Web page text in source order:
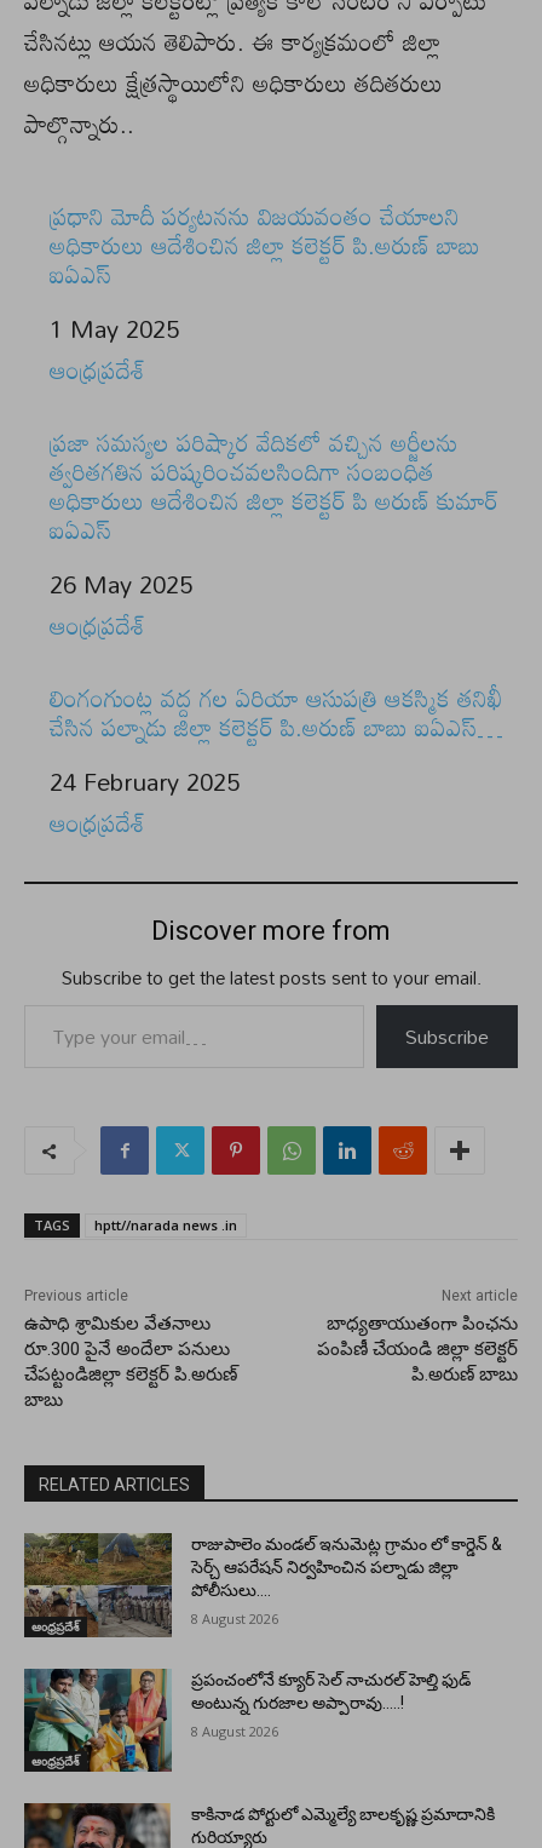
చేసినట్లు ఆయన తెలిపారు. ఈ కార్యక్రమంలో జిల్లా
అధికారులు క్షేత్రస్థాయిలోని అధికారులు తదితరులు
పాల్గొన్నారు..
ప్రధాని మోదీ పర్యటనను విజయవంతం చేయాలని
అధికారులు ఆదేశించిన జిల్లా కలెక్టర్ పి.అరుణ్ బాబు
ఐఏఎస్
Date
1 May 2025
In relation to
ఆంధ్రప్రదేశ్
ప్రజా సమస్యల పరిష్కార వేదికలో వచ్చిన అర్జీలను
త్వరితగతిన పరిష్కరించవలసిందిగా సంబంధిత
అధికారులు ఆదేశించిన జిల్లా కలెక్టర్ పి అరుణ్ కుమార్
ఐఏఎస్
Date
26 May 2025
In relation to
ఆంధ్రప్రదేశ్
లింగంగుంట్ల వద్ద గల ఏరియా ఆసుపత్రి ఆకస్మిక తనిఖీ
చేసిన పల్నాడు జిల్లా కలెక్టర్ పి.అరుణ్ బాబు ఐఏఎస్…
Date
24 February 2025
In relation to
ఆంధ్రప్రదేశ్
Discover more from
Subscribe to get the latest posts sent to your email.
Subscribe
TAGS hptt//narada news .in
Previous article
ఉపాధి శ్రామికుల వేతనాలు
రూ.300 పైనే అందేలా పనులు
చేపట్టండిజిల్లా కలెక్టర్ పి.అరుణ్
బాబు
Next article
బాధ్యతాయుతంగా పింఛను
పంపిణీ చేయండి జిల్లా కలెక్టర్
పి.అరుణ్ బాబు
RELATED ARTICLES
ఆంధ్రప్రదేశ్
రాజుపాలెం మండల్ ఇనుమెట్ల గ్రామం లో కార్డెన్ &
సెర్చ్ ఆపరేషన్ నిర్వహించిన పల్నాడు జిల్లా
పోలీసులు….
8 August 2026
ఆంధ్రప్రదేశ్
ప్రపంచంలోనే క్యూర్ సెల్ నాచురల్ హెల్తి ఫుడ్
అంటున్న గురజాల అప్పారావు…..!
8 August 2026
కాకినాడ పోర్టులో ఎమ్మెల్యే బాలకృష్ణ ప్రమాదానికి
గురియ్యారు